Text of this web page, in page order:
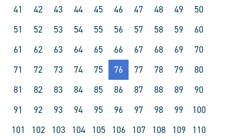
41
42 43 44 45 46 47 48 49
50
51
52 53 54 55 56 57 58 59
60
61
62 63 64 65 66 67 68 69
70
71
72 73 74 75 76 77 78 79
80
81
82 83 84 85 86 87 88 89
90
91
92 93 94 95 96 97 98 99
100
101
102 103 104 105 106 107 108 109
110